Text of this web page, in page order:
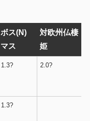
ボス(N)
マス
対欧州仏棲
姫
1.3? 2.0?
1.3?